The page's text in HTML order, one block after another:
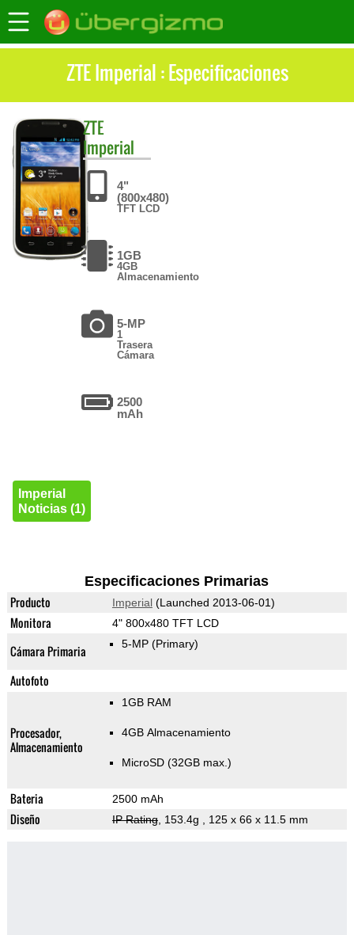
ZTE Imperial : Especificaciones
ZTE
Imperial
4"
(800x480)
TFT LCD
1GB
4GB
Almacenamiento
5-MP
1
Trasera
Cámara
2500
mAh
Imperial
Noticias (1)
Especificaciones Primarias
Producto Imperial(Launched 2013-06-01)
Monitora 4" 800x480 TFT LCD
Cámara Primaria 5-MP (Primary)
Autofoto
Procesador,
Almacenamiento
1GB RAM
4GB Almacenamiento
MicroSD (32GB max.)
Bateria 2500 mAh
Diseño IP Rating, 153.4g , 125 x 66 x 11.5 mm